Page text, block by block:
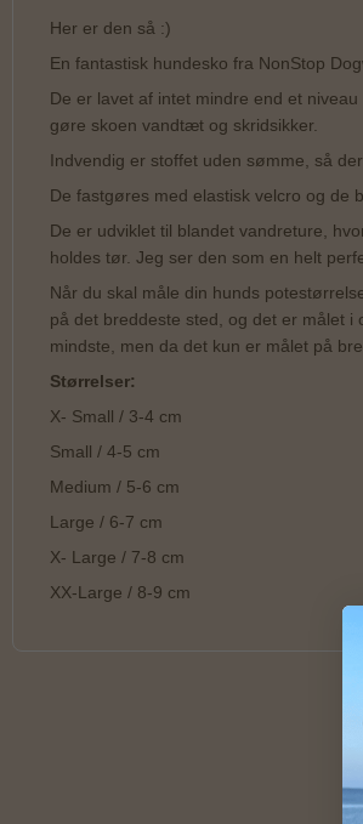
Her er den så :)
En fantastisk hundesko fra NonStop
De er lavet af intet mindre end et
gøre skoen vandtæt og skridsikker.
Indvendig er stoffet uden sømme, så
De fastgøres med elastisk velcro og de
De er udviklet til blandet vandreture,
holdes tør. Jeg ser den som en helt
Når du skal måle din hunds
på det breddeste sted, og det er målet
mindste, men da det kun er målet på
Størrelser:
X- Small / 3-4 cm
Small / 4-5 cm
Medium / 5-6 cm
Large / 6-7 cm
X- Large / 7-8 cm
XX-Large / 8-9 cm